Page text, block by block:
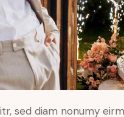
sed diam nonumy